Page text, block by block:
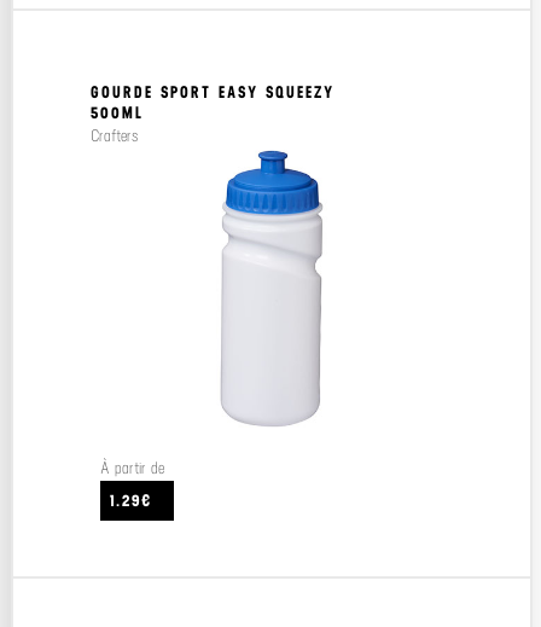
GOURDE SPORT EASY SQUEEZY
500ML
Crafters
À partir de
1.29€